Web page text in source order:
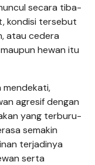
secara tiba-
kondisi tersebut
atau cedera
hewan itu
mendekati,
agresif dengan
yang terburu-
semakin
terjadinya
serta